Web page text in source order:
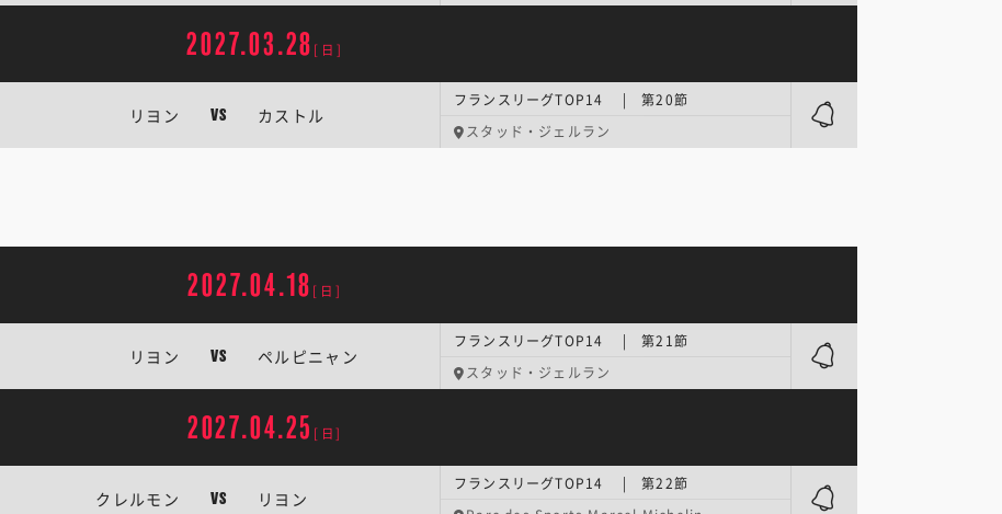
2027.03.28 [日]
リヨン VS カストル
フランスリーグTOP14 | 第20節
スタッド・ジェルラン
2027.04.18 [日]
リヨン VS ペルピニャン
フランスリーグTOP14 | 第21節
スタッド・ジェルラン
2027.04.25 [日]
クレルモン VS リヨン
フランスリーグTOP14 | 第22節